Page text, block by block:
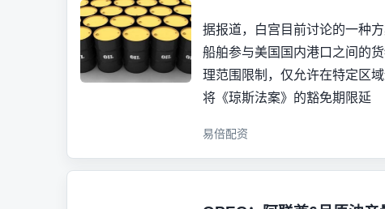
据报道，白宫目前讨论的一种
船舶参与美国国内港口之间的
理范围限制，仅允许在特定区
将《琼斯法案》的豁免期限延
易倍配资